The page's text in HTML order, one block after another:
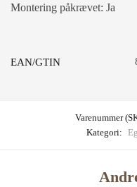
Montering påkrævet: Ja
EAN/GTIN
Varenummer
Kategori: